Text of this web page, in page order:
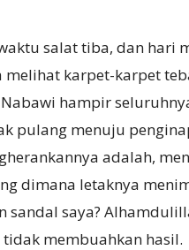
salat tiba, dan hari
melihat karpet-karpet
hampir
pulang menuju
adalah,
dimana letaknya
sandal saya?
membuahkan hasil.